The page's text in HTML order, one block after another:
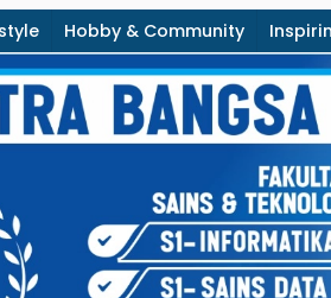
Hobby & Community